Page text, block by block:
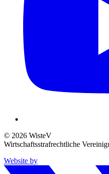
© 2026 WisteV
Wirtschaftsstrafrechtliche
Website by